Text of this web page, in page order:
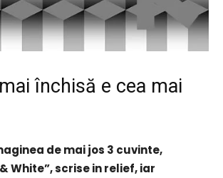
închisă e cea mai
de mai jos 3 cuvinte,
White”, scrise in relief, iar